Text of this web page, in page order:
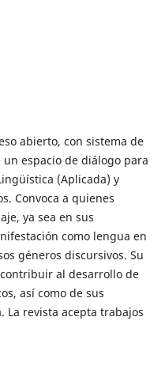
abierto, con sistema de
espacio de diálogo para
(Aplicada) y
Convoca a quienes
ya sea en sus
como lengua en
géneros discursivos. Su
al desarrollo de
así como de sus
La revista acepta trabajos